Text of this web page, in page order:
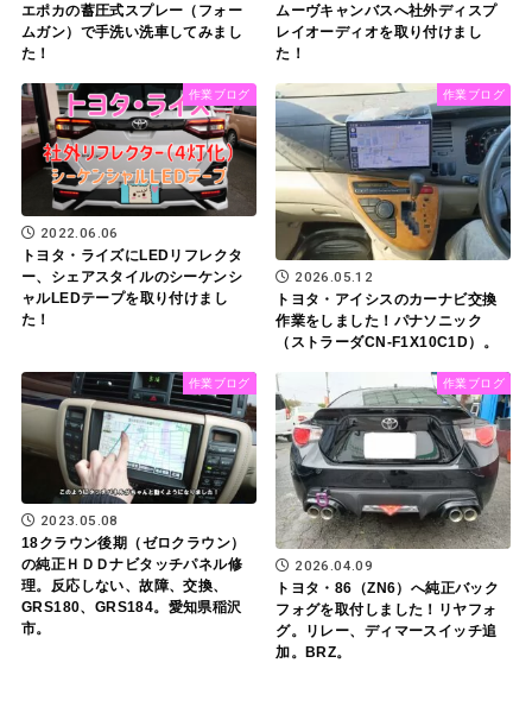
エポカの蓄圧式スプレー（フォー
ムガン）で手洗い洗車してみまし
た！
ムーヴキャンバスへ社外ディスプ
レイオーディオを取り付けまし
た！
作業ブログ
2022.06.06
トヨタ・ライズにLEDリフレクタ
ー、シェアスタイルのシーケンシ
ャルLEDテープを取り付けまし
た！
作業ブログ
2026.05.12
トヨタ・アイシスのカーナビ交換
作業をしました！パナソニック
（ストラーダCN-F1X10C1D）。
作業ブログ
2023.05.08
18クラウン後期（ゼロクラウン）
の純正ＨＤＤナビタッチパネル修
理。反応しない、故障、交換、
GRS180、GRS184。愛知県稲沢
市。
作業ブログ
2026.04.09
トヨタ・86（ZN6）へ純正バック
フォグを取付しました！リヤフォ
グ。リレー、ディマースイッチ追
加。BRZ。